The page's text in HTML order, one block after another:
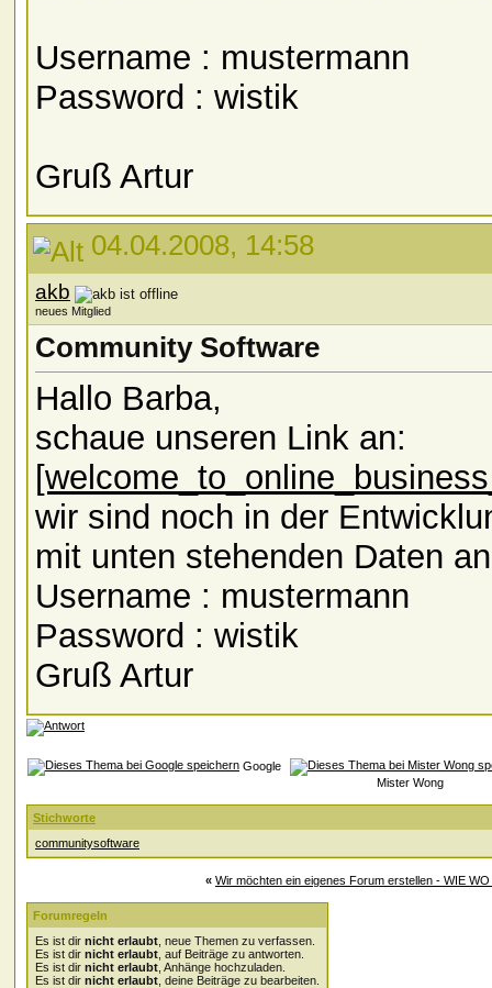
Username : mustermann
Password : wistik
Gruß Artur
04.04.2008, 14:58
akb
neues Mitglied
Community Software
Hallo Barba,
schaue unseren Link an:
wir sind noch in der
mit unten stehenden Daten
Username : mustermann
Password : wistik
Gruß Artur
Google
Mister Wong
Stichworte
communitysoftware
« Wir möchten ein eigenes Forum erstellen - WIE WO
Forumregeln
Es ist dir nicht erlaubt , neue Themen zu verfassen.
Es ist dir nicht erlaubt , auf Beiträge zu antworten.
Es ist dir nicht erlaubt , Anhänge hochzuladen.
Es ist dir nicht erlaubt , deine Beiträge zu bearbeiten.